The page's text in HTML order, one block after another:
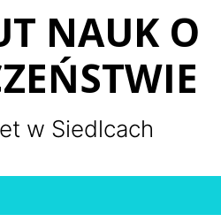
NAUK O
w Siedlcach